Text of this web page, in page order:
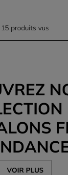
15 produits vus
VOIR PLUS